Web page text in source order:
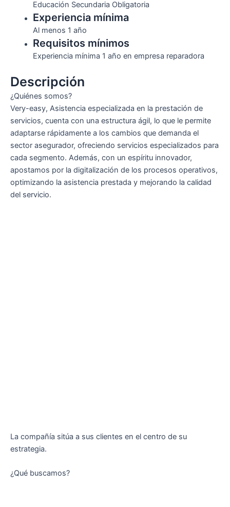
Educación Secundaria Obligatoria
Experiencia mínima
Al menos 1 año
Requisitos mínimos
Experiencia mínima 1 año en empresa reparadora
Descripción
¿Quiénes somos?
Very-easy, Asistencia especializada en la prestación de
servicios, cuenta con una estructura ágil, lo que le permite
adaptarse rápidamente a los cambios que demanda el
sector asegurador, ofreciendo servicios especializados para
cada segmento. Además, con un espíritu innovador,
apostamos por la digitalización de los procesos operativos,
optimizando la asistencia prestada y mejorando la calidad
del servicio.
La compañía sitúa a sus clientes en el centro de su
estrategia.
¿Qué buscamos?